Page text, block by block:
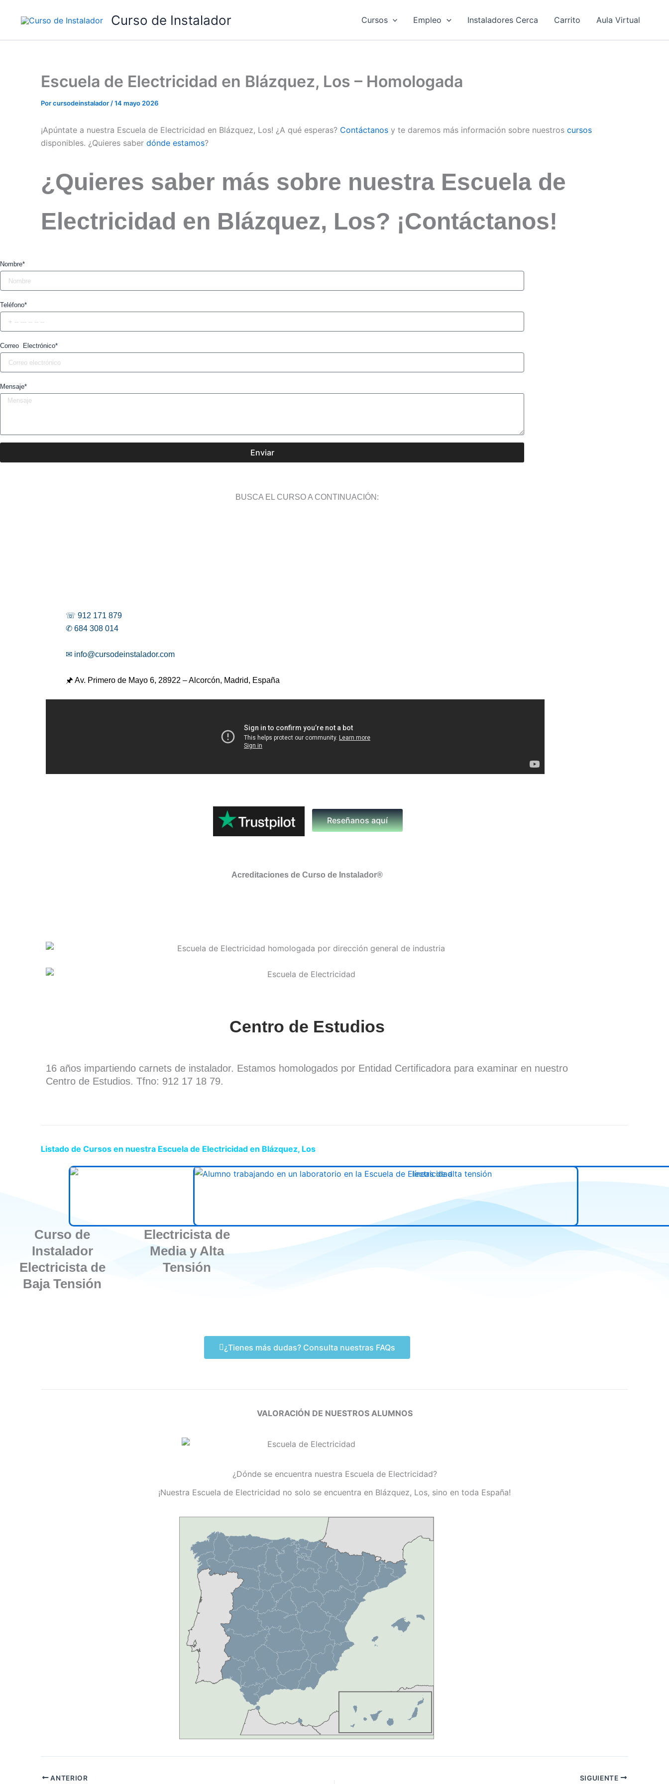
Curso de Instalador Cursos Empleo Instaladores Cerca Carrito Aula Virtual
Escuela de Electricidad en Blázquez, Los – Homologada
Porcursodeinstalador /14 mayo 2026
¡Apúntate a nuestra Escuela de Electricidad en Blázquez, Los! ¿A qué esperas? Contáctanos y te daremos más información sobre nuestros cursos
disponibles. ¿Quieres saber dónde estamos?
¿Quieres saber más sobre nuestra Escuela de
Electricidad en Blázquez, Los? ¡Contáctanos!
Nombre*
Teléfono*
Correo Electrónico*
Mensaje*
Enviar
BUSCA EL CURSO A CONTINUACIÓN:
☏ 912 171 879
✆ 684 308 014
✉ info@cursodeinstalador.com
🖈 Av. Primero de Mayo 6, 28922 – Alcorcón, Madrid, España
Reseñanos aquí
Acreditaciones de Curso de Instalador®
Centro de Estudios
16 años impartiendo carnets de instalador. Estamos homologados por Entidad Certificadora para examinar en nuestro
Centro de Estudios. Tfno: 912 17 18 79.
Listado de Cursos en nuestra Escuela de Electricidad en Blázquez, Los
Curso de
Instalador
Electricista de
Baja Tensión
Electricista de
Media y Alta
Tensión
¿Tienes más dudas? Consulta nuestras FAQs
VALORACIÓN DE NUESTROS ALUMNOS
¿Dónde se encuentra nuestra Escuela de Electricidad?
¡Nuestra Escuela de Electricidad no solo se encuentra en Blázquez, Los, sino en toda España!
ANTERIOR SIGUIENTE